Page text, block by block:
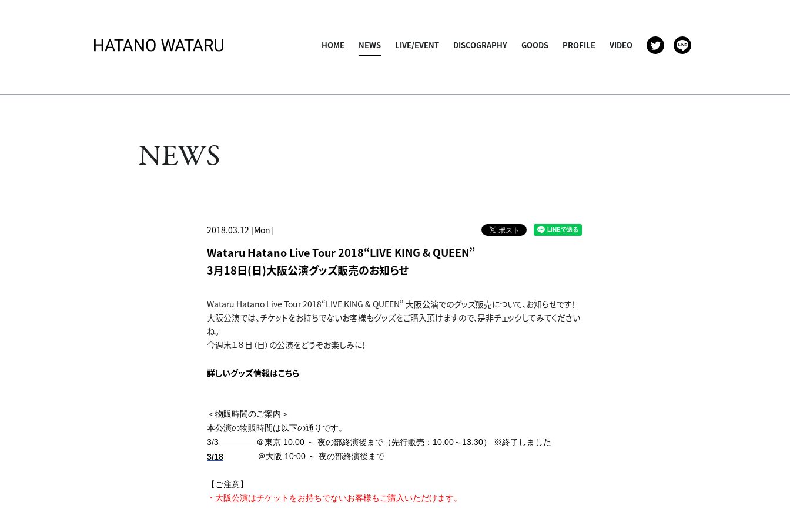
HOME NEWS LIVE/EVENT DISCOGRAPHY GOODS PROFILE VIDEO
NEWS
2018.03.12 [Mon]
Wataru Hatano Live Tour 2018“LIVE KING & QUEEN”
3月18日(日)大阪公演グッズ販売のお知らせ
Wataru Hatano Live Tour 2018“LIVE KING & QUEEN” 大阪公演でのグッズ販売について、お知らせです！
大阪公演では、チケットをお持ちでないお客様もグッズをご購入頂けますので、是非チェックしてみてください
ね。
今週末１８日（日）の公演をどうぞお楽しみに！
詳しいグッズ情報はこちら
＜物販時間のご案内＞
本公演の物販時間は以下の通りです。
3/3 ＠東京 10:00 ～ 夜の部終演後まで（先行販売：10:00～13:30）※終了しました
3/18 ＠大阪 10:00 ～ 夜の部終演後まで
【ご注意】
・大阪公演はチケットをお持ちでないお客様もご購入いただけます。